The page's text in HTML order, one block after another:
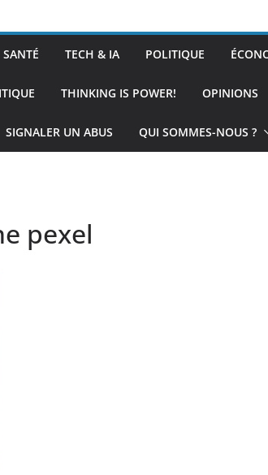
SANTÉ TECH & IA POLITIQUE
THINKING IS POWER! OPINIONS
SIGNALER UN ABUS QUI SOMMES-NOUS ?
pexel